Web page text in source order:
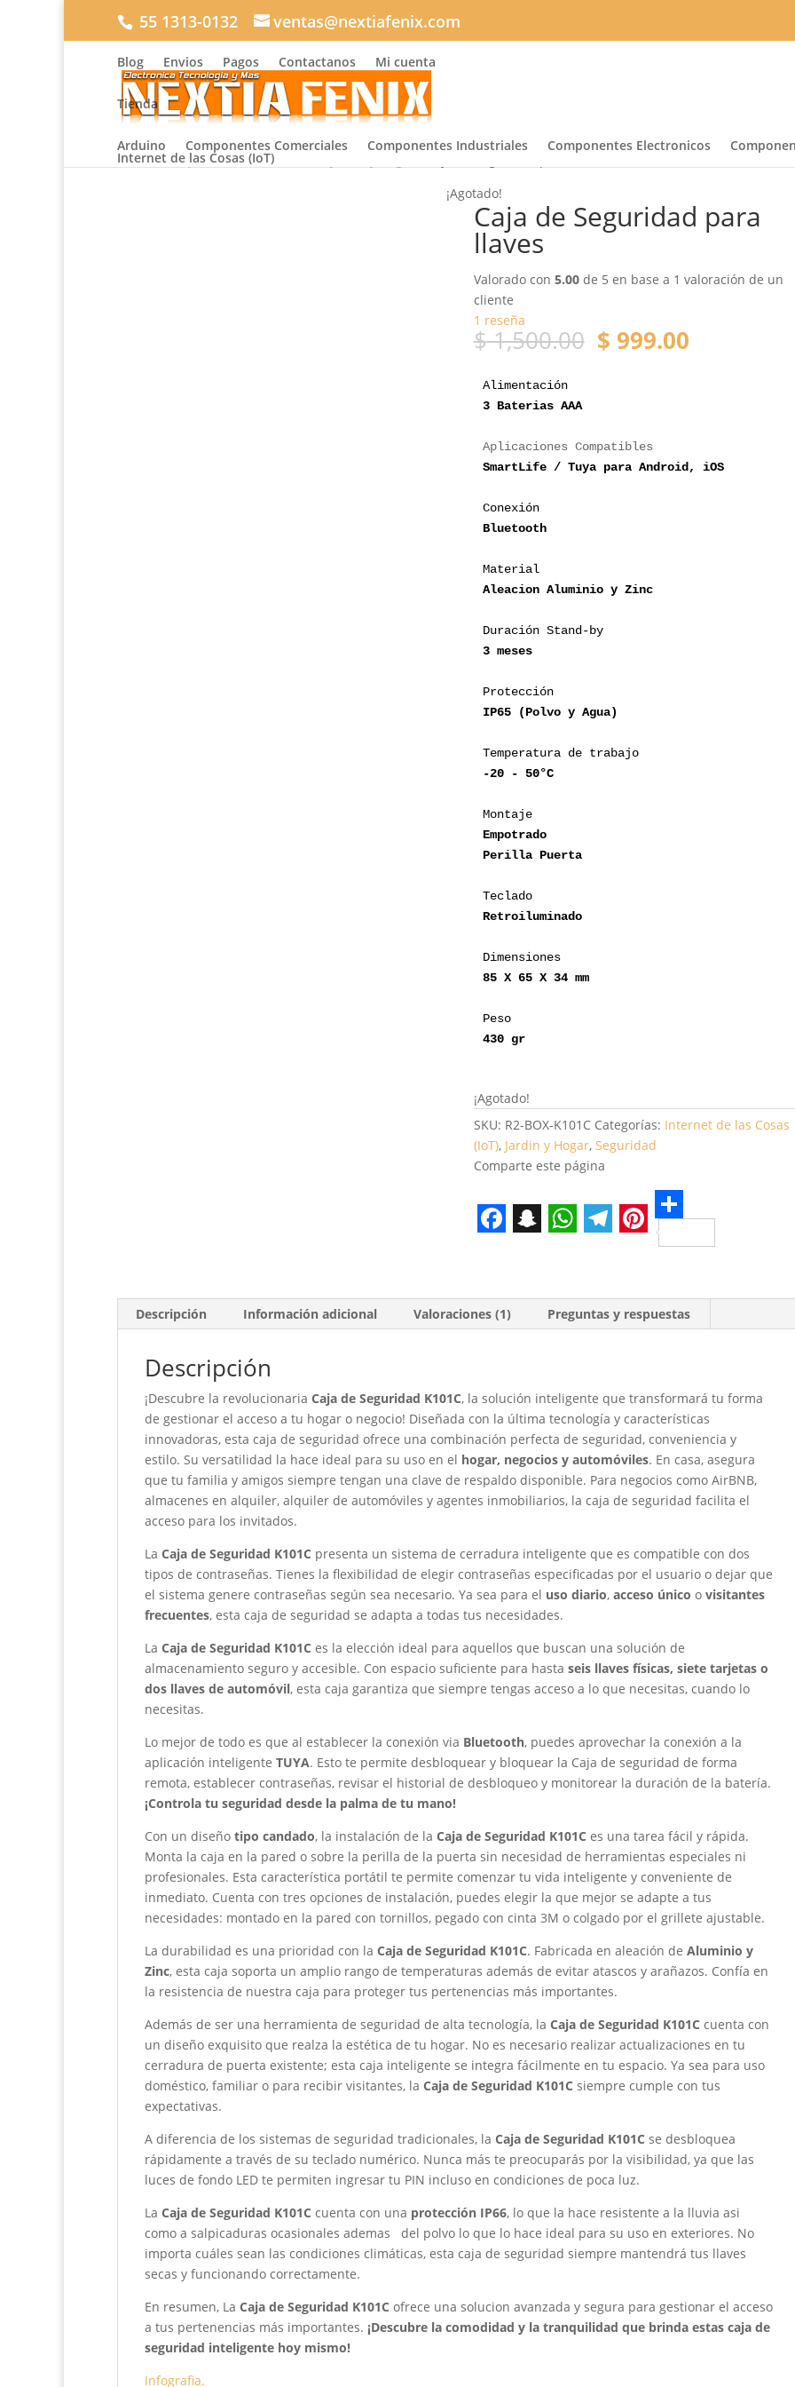
55 1313-0132 ventas@nextiafenix.com
Blog Envios Pagos Contactanos Mi cuenta
Tienda
Arduino Componentes Comerciales Componentes Industriales Componentes Electronicos
Internet de las Cosas (IoT)
Buscar...
×
Inicio/Componentes Comerciales
¡Agotado!
Caja de Seguridad para
llaves
Valorado con 5.00de 5 en base a 1 valoración de un
cliente
1 reseña
$1,500.00 El
precio
$ 999.00El
Alimentación
3 Baterias AAA
SmartLife / Tuya para Android, iOS
Conexión
Bluetooth
Material
Aleacion Aluminio y Zinc
Duración Stand-by
3 meses
Protección
IP65 (Polvo y Agua)
Temperatura de trabajo
-20 - 50°C
Montaje
Empotrado
Perilla Puerta
Teclado
Retroiluminado
Dimensiones
85 X 65 X 34 mm
Peso
430 gr
¡Agotado!
SKU: R2-BOX-K101C Categorías: Internet de las Cosas
(IoT), Jardin y Hogar, Seguridad
Comparte este página
c
e
o
o
k
a
p
h
a
t
a
t
A
p
p
l
e
r
a
m
n
t
r
e
s
t
S
a
r
Descripción Información adicional Valoraciones (1) Preguntas y respuestas
Descripción
¡Descubre la revolucionaria Caja de Seguridad K101C, la solución inteligente que transformará tu forma
de gestionar el acceso a tu hogar o negocio! Diseñada con la última tecnología y características
innovadoras, esta caja de seguridad ofrece una combinación perfecta de seguridad, conveniencia y
estilo. Su versatilidad la hace ideal para su uso en el hogar, negocios y automóviles. En casa, asegura
que tu familia y amigos siempre tengan una clave de respaldo disponible. Para negocios como AirBNB,
almacenes en alquiler, alquiler de automóviles y agentes inmobiliarios, la caja de seguridad facilita el
acceso para los invitados.
La Caja de Seguridad K101C presenta un sistema de cerradura inteligente que es compatible con dos
tipos de contraseñas. Tienes la flexibilidad de elegir contraseñas especificadas por el usuario o dejar que
el sistema genere contraseñas según sea necesario. Ya sea para el uso diario, acceso único o visitantes
frecuentes, esta caja de seguridad se adapta a todas tus necesidades.
La Caja de Seguridad K101C es la elección ideal para aquellos que buscan una solución de
almacenamiento seguro y accesible. Con espacio suficiente para hasta seis llaves físicas, siete tarjetas o
dos llaves de automóvil, esta caja garantiza que siempre tengas acceso a lo que necesitas, cuando lo
necesitas.
Lo mejor de todo es que al establecer la conexión via Bluetooth, puedes aprovechar la conexión a la
aplicación inteligente TUYA. Esto te permite desbloquear y bloquear la Caja de seguridad de forma
remota, establecer contraseñas, revisar el historial de desbloqueo y monitorear la duración de la batería.
¡Controla tu seguridad desde la palma de tu mano!
Con un diseño tipo candado, la instalación de la Caja de Seguridad K101C es una tarea fácil y rápida.
Monta la caja en la pared o sobre la perilla de la puerta sin necesidad de herramientas especiales ni
profesionales. Esta característica portátil te permite comenzar tu vida inteligente y conveniente de
inmediato. Cuenta con tres opciones de instalación, puedes elegir la que mejor se adapte a tus
necesidades: montado en la pared con tornillos, pegado con cinta 3M o colgado por el grillete ajustable.
La durabilidad es una prioridad con la Caja de Seguridad K101C. Fabricada en aleación de Aluminio y
Zinc, esta caja soporta un amplio rango de temperaturas además de evitar atascos y arañazos. Confía en
la resistencia de nuestra caja para proteger tus pertenencias más importantes.
Además de ser una herramienta de seguridad de alta tecnología, la Caja de Seguridad K101C cuenta con
un diseño exquisito que realza la estética de tu hogar. No es necesario realizar actualizaciones en tu
cerradura de puerta existente; esta caja inteligente se integra fácilmente en tu espacio. Ya sea para uso
doméstico, familiar o para recibir visitantes, la Caja de Seguridad K101C siempre cumple con tus
expectativas.
A diferencia de los sistemas de seguridad tradicionales, la Caja de Seguridad K101C se desbloquea
rápidamente a través de su teclado numérico. Nunca más te preocuparás por la visibilidad, ya que las
luces de fondo LED te permiten ingresar tu PIN incluso en condiciones de poca luz.
La Caja de Seguridad K101C cuenta con una protección IP66, lo que la hace resistente a la lluvia asi
como a salpicaduras ocasionales ademas del polvo lo que lo hace ideal para su uso en exteriores. No
importa cuáles sean las condiciones climáticas, esta caja de seguridad siempre mantendrá tus llaves
secas y funcionando correctamente.
En resumen, La Caja de Seguridad K101C ofrece una solucion avanzada y segura para gestionar el acceso
a tus pertenencias más importantes. ¡Descubre la comodidad y la tranquilidad que brinda estas caja de
seguridad inteligente hoy mismo!
Infografia.